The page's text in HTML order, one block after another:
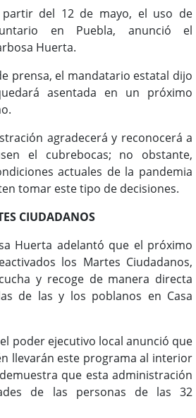
del 12 de mayo, el uso de
en Puebla, anunció el
Huerta.
prensa, el mandatario estatal dijo
asentada en un próximo
agradecerá y reconocerá a
el cubrebocas; no obstante,
actuales de la pandemia
tomar este tipo de decisiones.
CIUDADANOS
Huerta adelantó que el próximo
los Martes Ciudadanos,
y recoge de manera directa
de las y los poblanos en Casa
poder ejecutivo local anunció que
llevarán este programa al interior
que esta administración
de las personas de las 32